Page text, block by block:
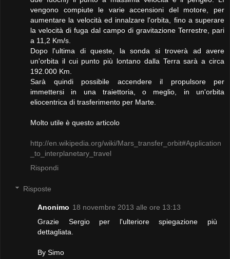
vengono compiute le varie accensioni del motore, per
aumentare la velocità ed innalzare l'orbita, fino a superare
la velocità di fuga dal campo di gravitazione Terrestre, pari
a 11,2 Km/s.
Dopo l'ultima di queste, la sonda si troverà ad avere
un'orbita il cui punto più lontano dalla Terra sarà a circa
192.000 Km.
Sarà quindi possibile accendere il propulsore per
immettersi in una traiettoria, o meglio, in un'orbita
eliocentrica di trasferimento per Marte.
Molto utile è questo articolo
http://en.wikipedia.org/wiki/Mars_transfer_orbit#Application
_to_interplanetary_travel
Rispondi
Risposte
Anonimo 18 novembre 2013 alle ore 13:13
Grazie Sergio per l'ulteriore spiegazione più
dettagliata.
By Simo